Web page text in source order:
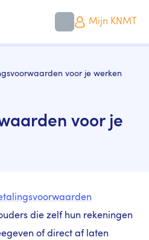
Mijn KNMT
voor je werken
voor je
die zelf hun rekeningen
of direct af laten